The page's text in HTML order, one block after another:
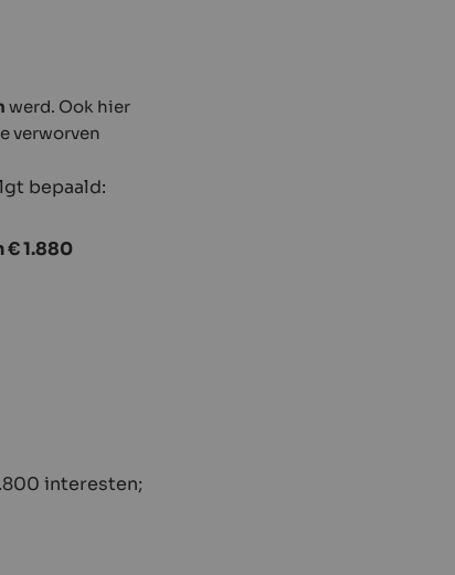
werd. Ook hier
verworven
bepaald:
€ 1.880
interesten;